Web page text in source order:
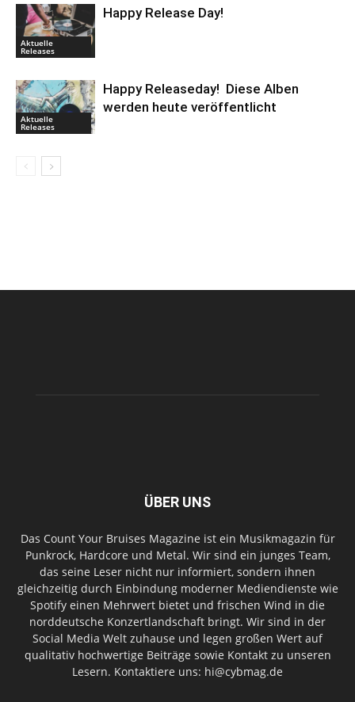
Aktuelle
Releases
Happy Release Day!
Aktuelle
Releases
Happy Releaseday! Diese Alben
werden heute veröffentlicht
ÜBER UNS
Das Count Your Bruises Magazine ist ein Musikmagazin für
Punkrock, Hardcore und Metal. Wir sind ein junges Team,
das seine Leser nicht nur informiert, sondern ihnen
gleichzeitig durch Einbindung moderner Mediendienste wie
Spotify einen Mehrwert bietet und frischen Wind in die
norddeutsche Konzertlandschaft bringt. Wir sind in der
Social Media Welt zuhause und legen großen Wert auf
qualitativ hochwertige Beiträge sowie Kontakt zu unseren
Lesern. Kontaktiere uns: hi@cybmag.de